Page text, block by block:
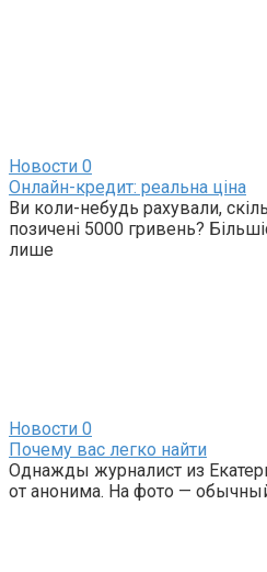
Новости 0
Онлайн-кредит: реальна ціна
Ви коли-небудь рахували,
позичені 5000 гривень?
лише
Новости 0
Почему вас легко найти
Однажды журналист из
от анонима. На фото —